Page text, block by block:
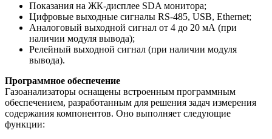
Показания на ЖК-дисплее SDA монитора;
Цифровые выходные сигналы RS-485, USB, Ethernet;
Аналоговый выходной сигнал от 4 до 20 мА (при
наличии модуля вывода);
Релейный выходной сигнал (при наличии модуля
вывода).
Программное обеспечение
Газоанализаторы оснащены встроенным программным
обеспечением, разработанным для решения задач измерения
содержания компонентов. Оно выполняет следующие
функции: